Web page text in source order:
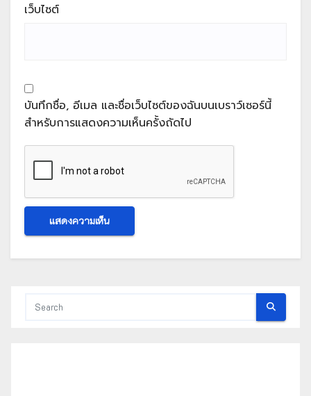
เว็บไซต์
บันทึกชื่อ, อีเมล และชื่อเว็บไซต์ของฉันบนเบราว์เซอร์นี้
สำหรับการแสดงความเห็นครั้งถัดไป